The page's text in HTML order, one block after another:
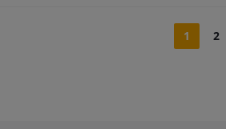
1 2